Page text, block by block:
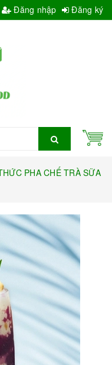
Đăng nhập Đăng ký
PHA CHẾ TRÀ SỮA